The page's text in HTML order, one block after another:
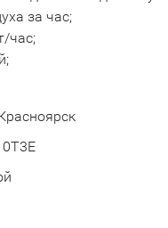
за час;
час;